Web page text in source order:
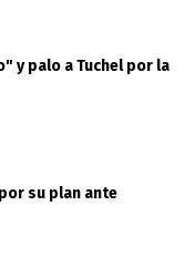
y palo a Tuchel por la
su plan ante